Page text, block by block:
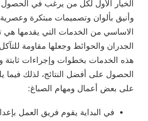
الخيار الأول لكل من يرغب في
وأنيق بألوان وتصميمات مبتكرة
الاساسي من الخدمات التي يقدمها
الجدران والحوائط وجعلها مقاومة
هذه الخدمات بخطوات وإجراءات
الحصول على أفضل النتائج، لذلك
على بعض أعمال ومهام الصباغ:
في البداية يقوم فريق العمل